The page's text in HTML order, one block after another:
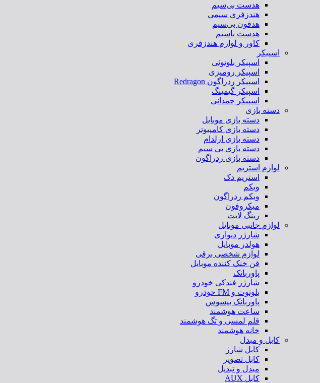
هدست بی‌سیم
هندزفری سیمی
هدفون بی‌سیم
هدست باسیم
کاور و لوازم هندزفری
اسپیکر
اسپیکر بلوتوثی
اسپیکر رومیزی
اسپیکر ردراگون Redragon
اسپیکر گیمینگ
اسپیکر چمدانی
دسته بازی
دسته بازی موبایل
دسته بازی کامپیوتر
دسته بازی ارلدام
دسته بازی بی سیم
دسته بازی ردراگون
لوازم استریم
استریم دک
وبکم
وبکم ردراگون
میکروفون
رینگ لایت
لوازم جانبی موبایل
شارژر دیواری
هولدر موبایل
لوازم شخصی برقی
فن خنک کننده موبایل
پاوربانک
شارژر فندکی خودرو
بلوتوث و FM خودرو
پاوربانک بیسوس
ساعت هوشمند
قلم لمسی و تگ هوشمند
خانه هوشمند
کابل و مبدل
کابل شارژ
کابل تصویر
مبدل و تبدیل
کابل AUX